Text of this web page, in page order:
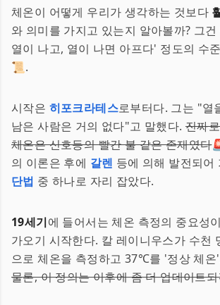
체온이 어떻게 우리가 생각하는 것보다
와 의미를 가지고 있는지 알아볼까? 그
열이 나고, 열이 나면 아프다' 정도의 수
📜.
시작은 히포크라테스로부터다. 그는 "열
남은 사람은 거의 없다"고 말했다. 진짜
체온은 신호등의 빨간 불 같은 존재였다
의 이론은 후에 갈렌 등에 의해 발전되어
단법 중 하나로 자리 잡았다.
19세기에 들어서는 체온 측정의 중요성
가오기 시작한다. 칼 레이니우스가 수천
으로 체온을 측정하고 37℃를 '정상 체온
물론, 이 정의는 이후에 좀 더 업데이트